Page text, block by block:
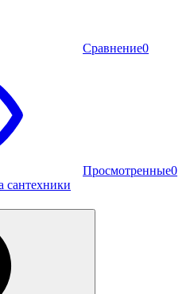
Сравнение0
Просмотренные0